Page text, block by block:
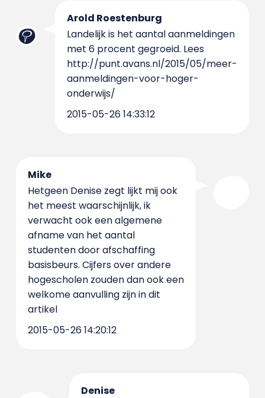
Arold Roestenburg
Landelijk is het aantal aanmeldingen
met 6 procent gegroeid. Lees
http://punt.avans.nl/2015/05/meer-
aanmeldingen-voor-hoger-
onderwijs/
2015-05-26 14:33:12
Mike
Hetgeen Denise zegt lijkt mij ook
het meest waarschijnlijk, ik
verwacht ook een algemene
afname van het aantal
studenten door afschaffing
basisbeurs. Cijfers over andere
hogescholen zouden dan ook een
welkome aanvulling zijn in dit
artikel
2015-05-26 14:20:12
Denise